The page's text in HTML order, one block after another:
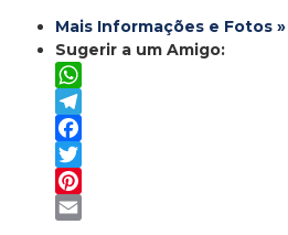
Mais Informações e Fotos »
Sugerir a um Amigo:
WhatsApp
Telegram
Facebook
Twitter
Pinterest